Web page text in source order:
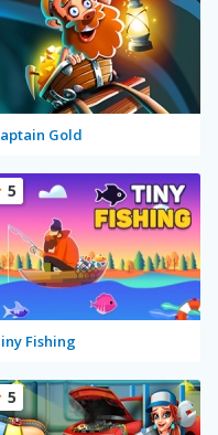
Gold
Fishing
5
5